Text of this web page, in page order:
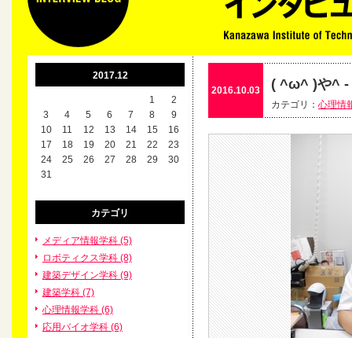
2017.12
1
2
3
4 5 6 7 8
9
10
11 12 13 14 15
16
17
18 19 20 21 22
23
24
25 26 27 28 29
30
31
カテゴリ
メディア情報学科 (5)
ロボティクス学科 (8)
建築デザイン学科 (9)
建築学科 (7)
心理情報学科 (6)
応用バイオ学科 (6)
( ^ω^ )や^ -
カテゴリ： 心理情
2016.10.03